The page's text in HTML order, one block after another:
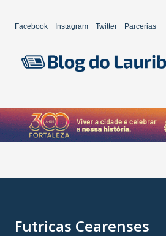
Facebook Instagram Twitter Parcerias
Futricas Cearenses